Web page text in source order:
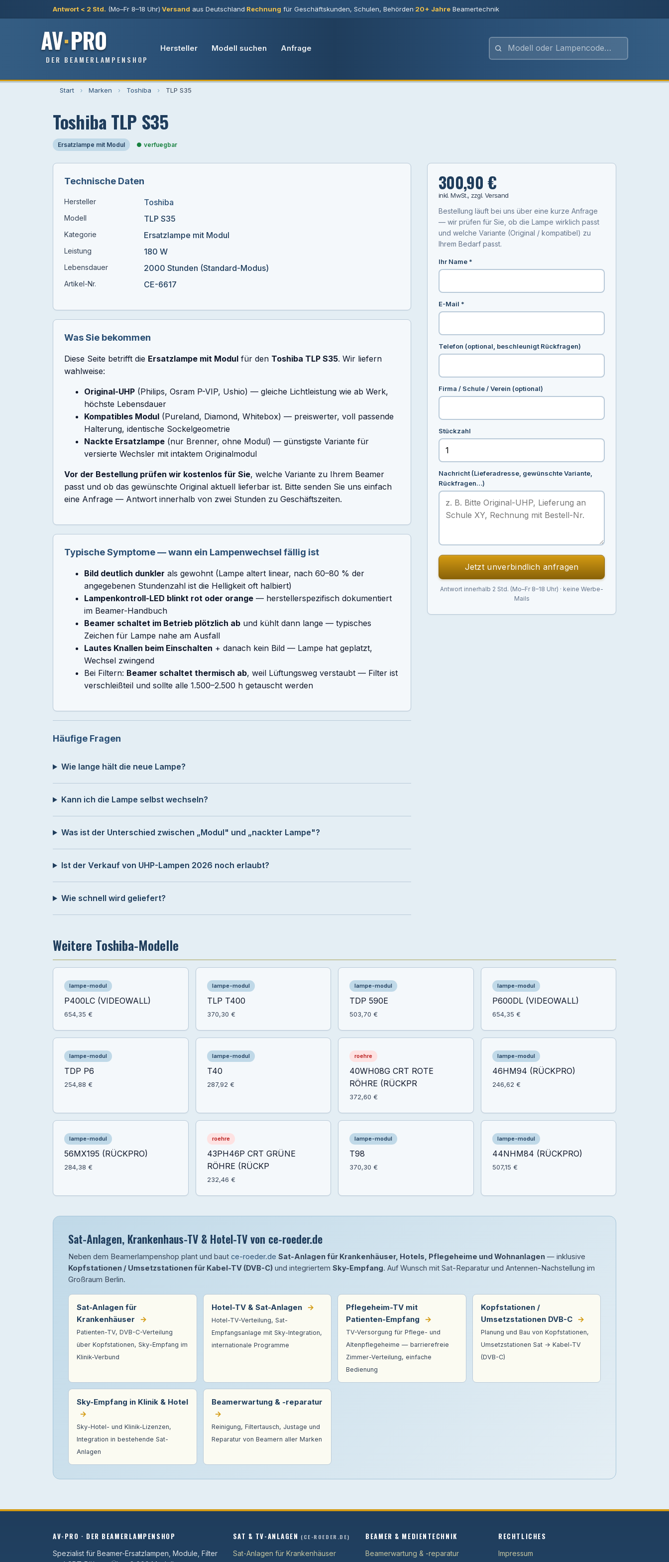
Antwort < 2 Std. (Mo–Fr 8–18 Uhr)·Versand aus Deutschland·Rechnung für Geschäftskunden, Schulen, Behörden·20+ Jahre Beamertechnik
AV·PRO
DER BEAMERLAMPENSHOP
Hersteller Modell suchen Anfrage
Start › Marken › Toshiba › TLP S35
Toshiba TLP S35
Ersatzlampe mit Modul verfuegbar
Technische Daten
Hersteller Toshiba
Modell TLP S35
Kategorie Ersatzlampe mit Modul
Leistung 180 W
Lebensdauer 2000 Stunden (Standard-Modus)
Artikel-Nr. CE-6617
Was Sie bekommen
Diese Seite betrifft die Ersatzlampe mit Modul für den Toshiba TLP S35. Wir liefern
wahlweise:
Original-UHP (Philips, Osram P-VIP, Ushio) — gleiche Lichtleistung wie ab Werk,
höchste Lebensdauer
Kompatibles Modul (Pureland, Diamond, Whitebox) — preiswerter, voll passende
Halterung, identische Sockelgeometrie
Nackte Ersatzlampe (nur Brenner, ohne Modul) — günstigste Variante für
versierte Wechsler mit intaktem Originalmodul
Vor der Bestellung prüfen wir kostenlos für Sie, welche Variante zu Ihrem Beamer
passt und ob das gewünschte Original aktuell lieferbar ist. Bitte senden Sie uns einfach
eine Anfrage — Antwort innerhalb von zwei Stunden zu Geschäftszeiten.
Typische Symptome — wann ein Lampenwechsel fällig ist
Bild deutlich dunkler als gewohnt (Lampe altert linear, nach 60–80 % der
angegebenen Stundenzahl ist die Helligkeit oft halbiert)
Lampenkontroll-LED blinkt rot oder orange — herstellerspezifisch dokumentiert
im Beamer-Handbuch
Beamer schaltet im Betrieb plötzlich ab und kühlt dann lange — typisches
Zeichen für Lampe nahe am Ausfall
Lautes Knallen beim Einschalten + danach kein Bild — Lampe hat geplatzt,
Wechsel zwingend
Bei Filtern: Beamer schaltet thermisch ab, weil Lüftungsweg verstaubt — Filter ist
verschleißteil und sollte alle 1.500–2.500 h getauscht werden
Häufige Fragen
Wie lange hält die neue Lampe?
Kann ich die Lampe selbst wechseln?
Was ist der Unterschied zwischen „Modul" und „nackter Lampe"?
Ist der Verkauf von UHP-Lampen 2026 noch erlaubt?
Wie schnell wird geliefert?
300,90 €
inkl. MwSt., zzgl. Versand
Bestellung läuft bei uns über eine kurze Anfrage
— wir prüfen für Sie, ob die Lampe wirklich passt
und welche Variante (Original / kompatibel) zu
Ihrem Bedarf passt.
Ihr Name *
E-Mail *
Telefon (optional, beschleunigt Rückfragen)
Firma / Schule / Verein (optional)
Stückzahl
Nachricht (Lieferadresse, gewünschte Variante,
Rückfragen…)
Jetzt unverbindlich anfragen
Antwort innerhalb 2 Std. (Mo–Fr 8–18 Uhr) · keine Werbe-
Mails
Weitere Toshiba-Modelle
lampe-modul
P400LC (VIDEOWALL)
654,35 €
lampe-modul
TLP T400
370,30 €
lampe-modul
TDP 590E
503,70 €
lampe-modul
P600DL (VIDEOWALL)
654,35 €
lampe-modul
TDP P6
254,88 €
lampe-modul
T40
287,92 €
roehre
40WH08G CRT ROTE
RÖHRE (RÜCKPR
372,60 €
lampe-modul
46HM94 (RÜCKPRO)
246,62 €
lampe-modul
56MX195 (RÜCKPRO)
284,38 €
roehre
43PH46P CRT GRÜNE
RÖHRE (RÜCKP
232,46 €
lampe-modul
T98
370,30 €
lampe-modul
44NHM84 (RÜCKPRO)
507,15 €
Sat-Anlagen, Krankenhaus-TV & Hotel-TV von ce-roeder.de
Neben dem Beamerlampenshop plant und baut ce-roeder.de Sat-Anlagen für Krankenhäuser, Hotels, Pflegeheime und Wohnanlagen — inklusive
Kopfstationen / Umsetzstationen für Kabel-TV (DVB-C) und integriertem Sky-Empfang. Auf Wunsch mit Sat-Reparatur und Antennen-Nachstellung im
Großraum Berlin.
Sat-Anlagen für
Krankenhäuser
→
Patienten-TV, DVB-C-Verteilung
über Kopfstationen, Sky-Empfang im
Klinik-Verbund
Hotel-TV & Sat-Anlagen →
Hotel-TV-Verteilung, Sat-
Empfangsanlage mit Sky-Integration,
internationale Programme
Pflegeheim-TV mit
Patienten-Empfang
→
TV-Versorgung für Pflege- und
Altenpflegeheime — barrierefreie
Zimmer-Verteilung, einfache
Bedienung
Kopfstationen /
Umsetzstationen DVB-C →
Planung und Bau von Kopfstationen,
Umsetzstationen Sat → Kabel-TV
(DVB-C)
Sky-Empfang in Klinik & Hotel
→
Sky-Hotel- und Klinik-Lizenzen,
Integration in bestehende Sat-
Anlagen
Beamerwartung & -reparatur
→
Reinigung, Filtertausch, Justage und
Reparatur von Beamern aller Marken
AV-PRO · DER BEAMERLAMPENSHOP
Spezialist für Beamer-Ersatzlampen, Module, Filter
SAT & TV-ANLAGEN (CE-ROEDER.DE)
Sat-Anlagen für Krankenhäuser
BEAMER & MEDIENTECHNIK
Beamerwartung & -reparatur
RECHTLICHES
Impressum